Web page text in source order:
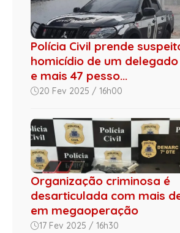
Polícia Civil prende
homicídio de um
e mais 47 pesso...
20 Fev 2025 / 16h00
Organização criminosa é
desarticulada com mais
em megaoperação
17 Fev 2025 / 16h30